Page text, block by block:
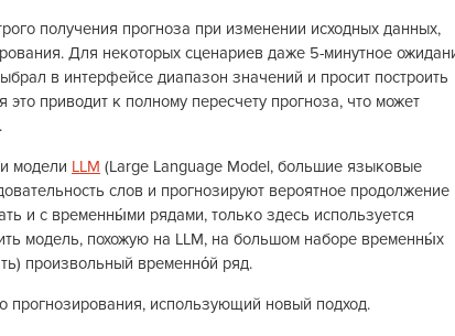
получения прогноза при изменении исходных данных,
Для некоторых сценариев даже 5-минутное
в интерфейсе диапазон значений и просит построить
приводит к полному пересчету прогноза, что может
модели LLM (Large Language Model, большие языковые
слов и прогнозируют вероятное продолжение
и с временны́ми рядами, только здесь используется
модель, похожую на LLM, на большом наборе временны́х
произвольный временно́й ряд.
прогнозирования, использующий новый подход.